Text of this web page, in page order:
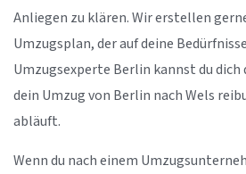
Anliegen zu klären. Wir erstellen
Umzugsplan, der auf deine
Umzugsexperte Berlin kannst du dich
dein Umzug von Berlin nach Wels
abläuft.
Wenn du nach einem